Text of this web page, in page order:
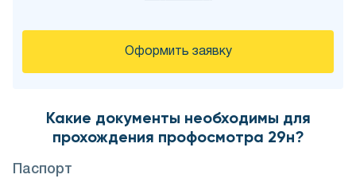
Оформить заявку
Какие документы необходимы для
прохождения профосмотра 29н?
Паспорт